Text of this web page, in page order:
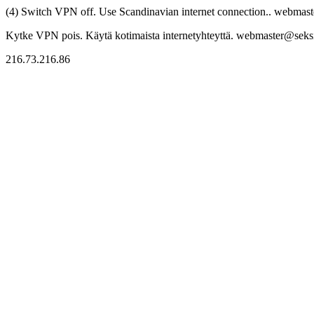
(4) Switch VPN off. Use Scandinavian internet connection..
Kytke VPN pois. Käytä kotimaista internetyhteyttä.
216.73.216.86